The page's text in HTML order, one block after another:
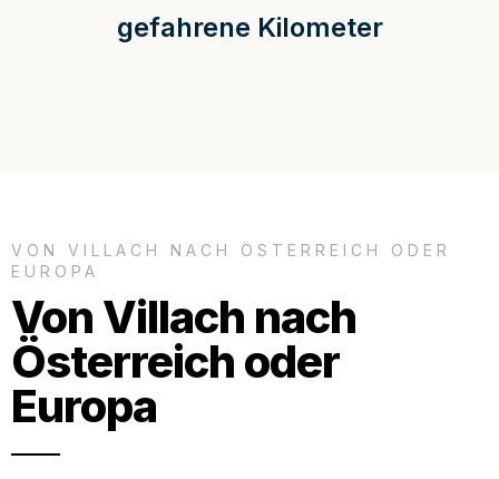
gefahrene Kilometer
VON VILLACH NACH ÖSTERREICH ODER
EUROPA
Von Villach nach
Österreich oder
Europa